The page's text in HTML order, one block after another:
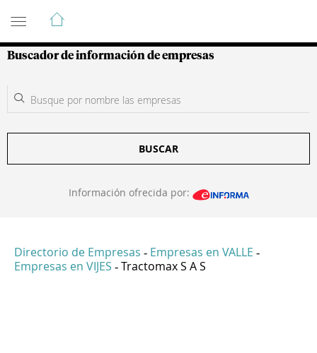
Guía de Empresas Colombianas
Buscador de información de empresas
BUSCAR
Información ofrecida por:
Directorio de Empresas - Empresas en VALLE -
Empresas en VIJES - Tractomax S A S